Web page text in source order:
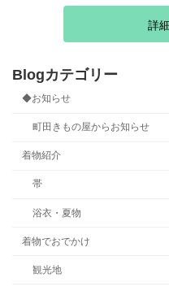
詳
Blogカテゴリー
◆お知らせ
町田きもの屋からお知らせ
着物紹介
帯
浴衣・夏物
着物でおでかけ
観光地